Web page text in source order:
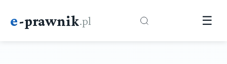
e-prawnik.pl ☰